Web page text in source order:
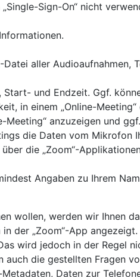
Sign-On“ nicht
aller Audioaufnahmen,
und Endzeit. Ggf.
in einem „Online-
anzuzeigen und
die Daten vom Mikrofon
die „Zoom“-
Angaben zu Ihrem
wollen, werden wir Ihnen
der „Zoom“-App
wird jedoch in der Regel
die gestellten Fragen
Daten zur